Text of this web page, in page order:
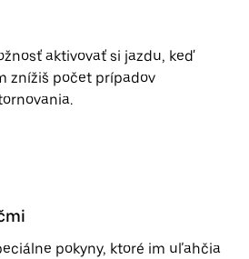
aktivovať si jazdu, keď
znížiš počet prípadov
pokyny, ktoré im uľahčia